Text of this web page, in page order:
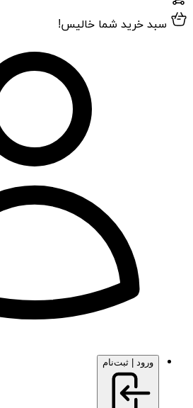
سبد خرید شما خالیس!
ورود | ثبت‌نام